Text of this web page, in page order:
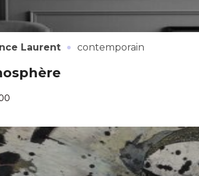
Laurent · contemporain